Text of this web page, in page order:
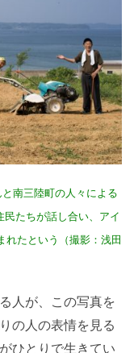
南三陸町の人々による
たちが話し合い、アイ
れたという（撮影：浅田
人が、この写真を
の人の表情を見る
ひとりで生きてい